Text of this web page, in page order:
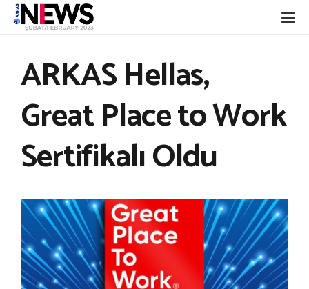
ARKAS Hellas,
Great Place to Work
Sertifikalı Oldu